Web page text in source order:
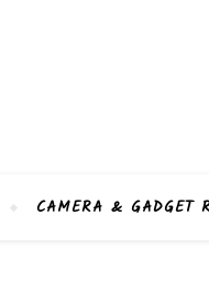
CAMERA & GADGET